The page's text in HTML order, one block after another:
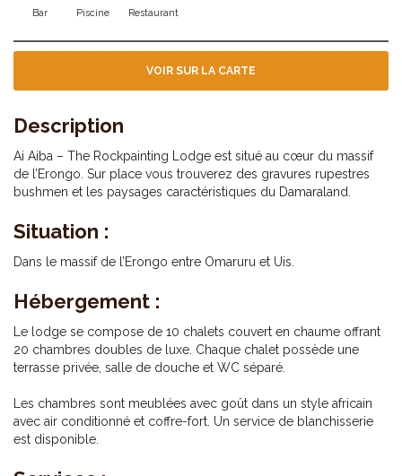
Bar Piscine Restaurant
VOIR SUR LA CARTE
Description
Ai Aiba – The Rockpainting Lodge est situé au cœur du massif
de l’Erongo. Sur place vous trouverez des gravures rupestres
bushmen et les paysages caractéristiques du Damaraland.
Situation :
Dans le massif de l’Erongo entre Omaruru et Uis.
Hébergement :
Le lodge se compose de 10 chalets couvert en chaume offrant
20 chambres doubles de luxe. Chaque chalet possède une
terrasse privée, salle de douche et WC séparé.
Les chambres sont meublées avec goût dans un style africain
avec air conditionné et coffre-fort. Un service de blanchisserie
est disponible.